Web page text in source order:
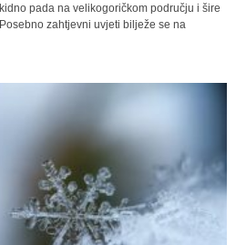
pada na velikogoričkom području i šire
zahtjevni uvjeti bilježe se na